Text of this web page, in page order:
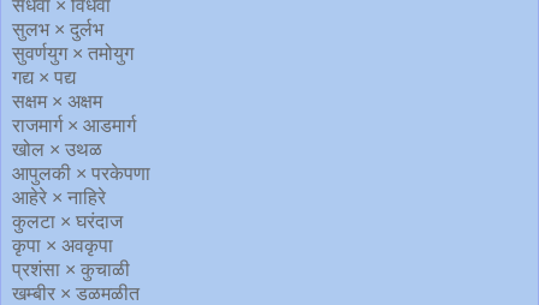
सधवा × विधवा
सुलभ × दुर्लभ
सुवर्णयुग × तमोयुग
गद्य × पद्य
सक्षम × अक्षम
राजमार्ग × आडमार्ग
खोल × उथळ
आपुलकी × परकेपणा
आहेरे × नाहिरे
कुलटा × घरंदाज
कृपा × अवकृपा
प्रशंसा × कुचाळी
खम्बीर × डळमळीत